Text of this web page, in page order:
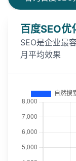
百度SEO优
SEO是企业最
月平均效果